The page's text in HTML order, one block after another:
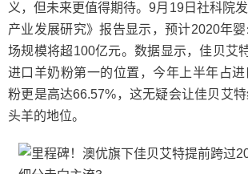
义，但未来更值得期待。9月19日社科院
产业发展研究》报告显示，预计2020年
场规模将超100亿元。数据显示，佳贝艾
进口羊奶粉第一的位置，今年上半年占
粉更是高达66.57%，这无疑会让佳贝艾
头羊的地位。